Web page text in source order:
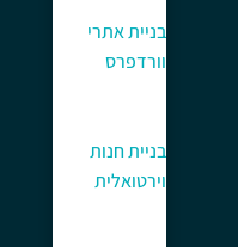
בניית אתרי
וורדפרס
בניית חנות
וירטואלית